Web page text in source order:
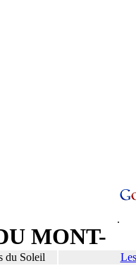
.
MONT-
du Soleil